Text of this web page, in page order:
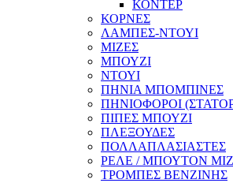
ΚΟΝΤΕΡ
ΚΟΡΝΕΣ
ΛΑΜΠΕΣ-ΝΤΟΥΙ
ΜΙΖΕΣ
ΜΠΟΥΖΙ
ΝΤΟΥΙ
ΠΗΝΙΑ ΜΠΟΜΠΙΝΕΣ
ΠΗΝΙΟΦΟΡΟΙ
ΠΙΠΕΣ ΜΠΟΥΖΙ
ΠΛΕΞΟΥΔΕΣ
ΠΟΛΛΑΠΛΑΣΙΑΣΤΕΣ
ΡΕΛΕ / ΜΠΟΥΤΟΝ
ΤΡΟΜΠΕΣ ΒΕΝΖΙΝΗΣ